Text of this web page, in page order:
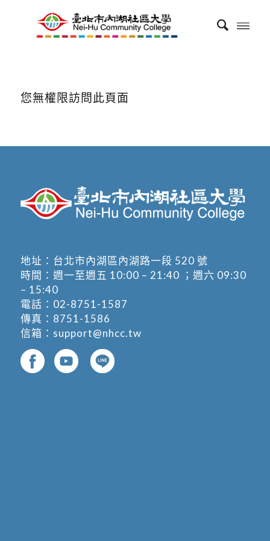
您無權限訪問此頁面
地址： 台北市內湖區內湖路一段 520 號
時間：週一至週五 10:00 – 21:40 ；週六 09:30
– 15:40
電話： 02-8751-1587
傳真：8751-1586
信箱： support@nhcc.tw